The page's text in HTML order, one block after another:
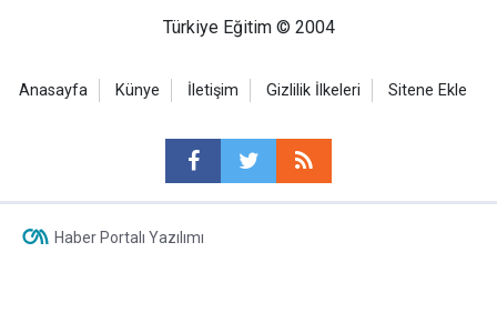
Türkiye Eğitim © 2004
Anasayfa Künye İletişim Gizlilik İlkeleri Sitene Ekle
Haber Portalı Yazılımı